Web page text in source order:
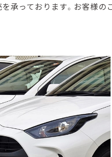
承っております。お客様